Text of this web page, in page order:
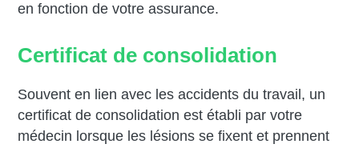
en fonction de votre assurance.
Certificat de consolidation
Souvent en lien avec les accidents du travail, un
certificat de consolidation est établi par votre
médecin lorsque les lésions se fixent et prennent